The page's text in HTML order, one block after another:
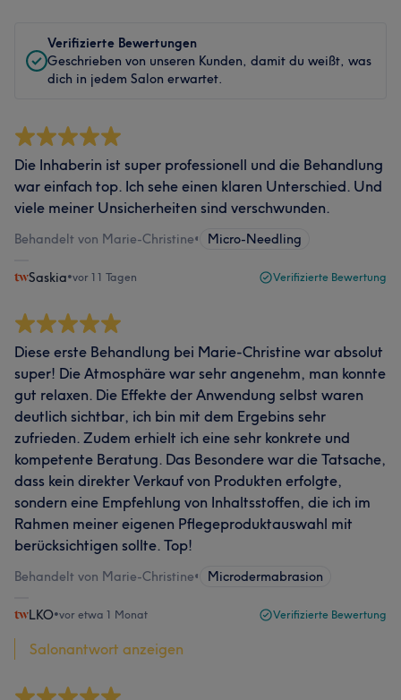
Verifizierte Bewertungen
Geschrieben von unseren Kunden, damit du weißt, was
dich in jedem Salon erwartet.
Die Inhaberin ist super professionell und die Behandlung
war einfach top. Ich sehe einen klaren Unterschied. Und
viele meiner Unsicherheiten sind verschwunden.
Behandelt von Marie-Christine• Micro-Needling
Saskia•vor 11 Tagen Verifizierte Bewertung
Diese erste Behandlung bei Marie-Christine war absolut
super! Die Atmosphäre war sehr angenehm, man konnte
gut relaxen. Die Effekte der Anwendung selbst waren
deutlich sichtbar, ich bin mit dem Ergebins sehr
zufrieden. Zudem erhielt ich eine sehr konkrete und
kompetente Beratung. Das Besondere war die Tatsache,
dass kein direkter Verkauf von Produkten erfolgte,
sondern eine Empfehlung von Inhaltsstoffen, die ich im
Rahmen meiner eigenen Pflegeproduktauswahl mit
berücksichtigen sollte. Top!
Behandelt von Marie-Christine• Microdermabrasion
LKO•vor etwa 1 Monat Verifizierte Bewertung
Salonantwort anzeigen